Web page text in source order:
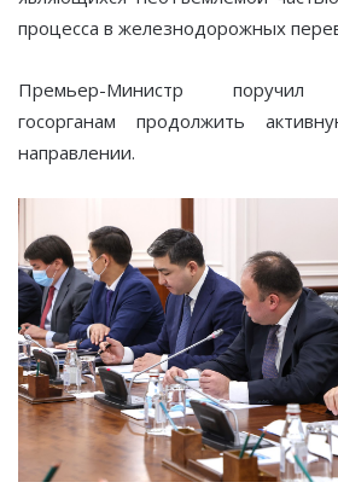
процесса в железнодорожных
Премьер-Министр поручил
госорганам продолжить
направлении.